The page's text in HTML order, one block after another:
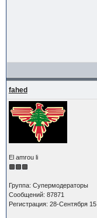
fahed
El amrou li
Группа: Супермодераторы
Сообщений: 87871
Регистрация: 28-Сентября 15